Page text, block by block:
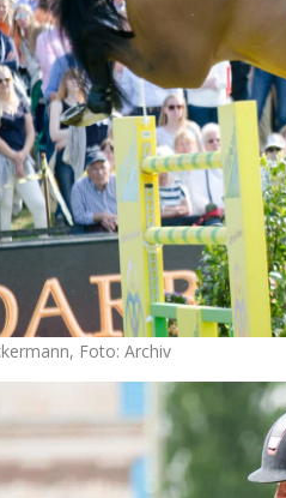
Foto: Archiv